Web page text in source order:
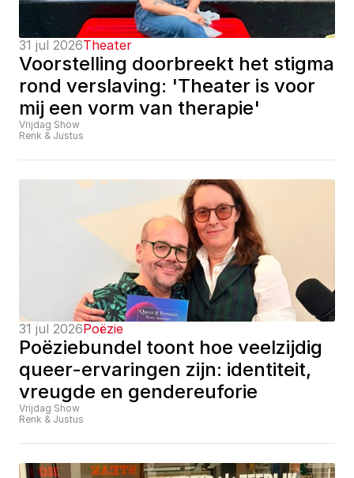
31 jul 2026Theater
Voorstelling doorbreekt het stigma
rond verslaving: 'Theater is voor
mij een vorm van therapie'
Vrijdag Show
Renk & Justus
31 jul 2026Poëzie
Poëziebundel toont hoe veelzijdig
queer-ervaringen zijn: identiteit,
vreugde en gendereuforie
Vrijdag Show
Renk & Justus